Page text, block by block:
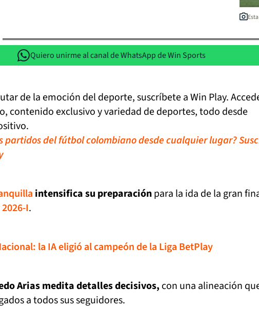
Quiero unirme al canal de WhatsApp de Win Sports
de la emoción del deporte, suscríbete a Win Play.
contenido exclusivo y variedad de deportes, todo desde
partidos del fútbol colombiano desde cualquier lugar?
intensifica su preparaciónpara la ida de la gran
I.
la IA eligió al campeón de la Liga BetPlay
Arias medita detalles decisivos, con una alineación
a todos sus seguidores.